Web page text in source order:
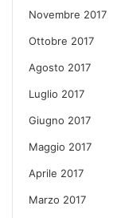
Novembre 2017
Ottobre 2017
Agosto 2017
Luglio 2017
Giugno 2017
Maggio 2017
Aprile 2017
Marzo 2017